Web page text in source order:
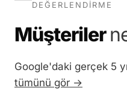
DEĞERLENDIRME
Müşteriler
Google'daki gerçek 5
tümünü gör →